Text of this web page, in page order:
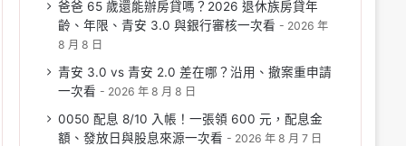
爸爸 65 歲還能辦房貸嗎？2026 退休族房貸年
齡、年限、青安 3.0 與銀行審核一次看
2026 年
8 月 8 日
青安 3.0 vs 青安 2.0 差在哪？沿用、撤案重申請
一次看
2026 年 8 月 8 日
0050 配息 8/10 入帳！一張領 600 元，配息金
額、發放日與股息來源一次看
2026 年 8 月 7 日